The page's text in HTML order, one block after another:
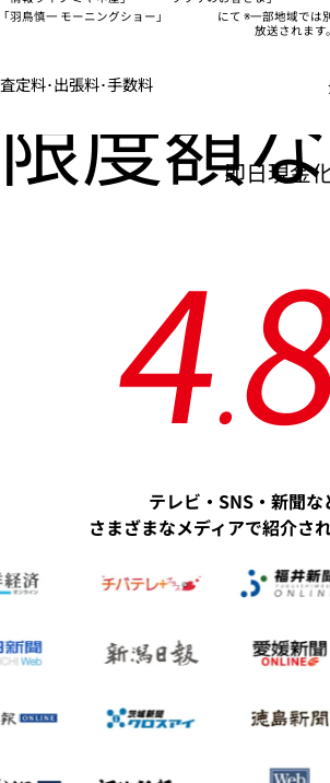
羽鳥慎一 モーニングショー」 にて ※一部地域では
放送されます。
査定料･出張料･手数料
限度額即日現金
4.
テレビ・SNS・新聞な
さまざまなメディアで紹介さ